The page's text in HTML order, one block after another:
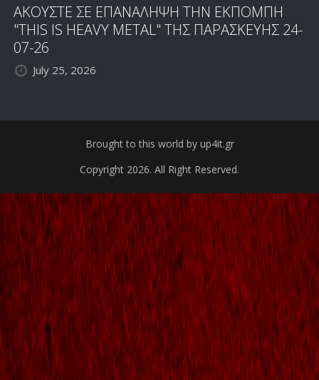
ΑΚΟΥΣΤΕ ΣΕ ΕΠΑΝΑΛΗΨΗ ΤΗΝ ΕΚΠΟΜΠΗ
"THIS IS HEAVY METAL" ΤΗΣ ΠΑΡΑΣΚΕΥΗΣ 24-
07-26
July 25, 2026
Brought to this world by up4it.gr
Copyright 2026. All Right Reserved.